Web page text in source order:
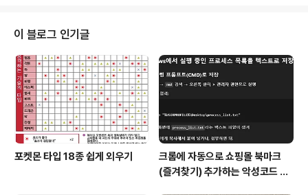
지막으로 타히티의 빵을 먹고 버스에 오릅니다..ㅜㅜ 아침
시간에 유일하게 열려있던 면세점 입니다. 대부분 까르푸
에서 구입할 수 있는 것들입니다. 도쿄에서 올 때와 마찬가
지로 두 번의 기내식과, 비행기 뒷편에 셀프 바가 준비되어
있습니다. 셀프 바에는 음료와 샌드위치가 준비되어 있고,
요청하면 컵라면과 주류도 먹을..
이 블로그 인기글
포켓몬 타입 18종 쉽게 외우기
크롬에 자동으로 쇼핑몰 북마크
(즐겨찾기) 추가하는 악성코드 삭